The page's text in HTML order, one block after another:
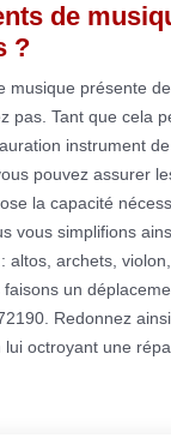
de
?
musique présente
pas. Tant que cela
instrument
pouvez assurer
la capacité
vous simplifions
altos, archets, violon,
un
Redonnez
octroyant une